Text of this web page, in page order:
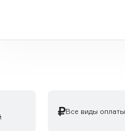
Все виды оплаты